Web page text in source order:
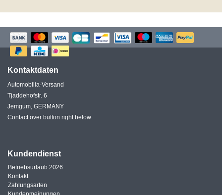
Kontaktdaten
Automobilia-Versand
Tjaddehofstr. 6
Jemgum, GERMANY
Contact over button right below
Kundendienst
Betriebsurlaub 2026
Kontakt
Zahlungsarten